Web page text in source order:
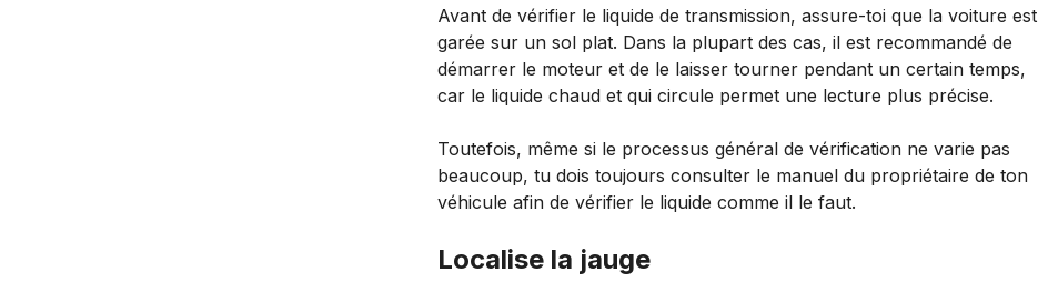
Avant de vérifier le liquide de transmission, assure-toi que la voiture est
garée sur un sol plat. Dans la plupart des cas, il est recommandé de
démarrer le moteur et de le laisser tourner pendant un certain temps,
car le liquide chaud et qui circule permet une lecture plus précise.
Toutefois, même si le processus général de vérification ne varie pas
beaucoup, tu dois toujours consulter le manuel du propriétaire de ton
véhicule afin de vérifier le liquide comme il le faut.
Localise la jauge